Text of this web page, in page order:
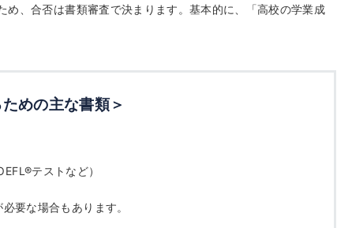
、合否は書類審査で決まります。基本的に、「高校の学業成
めの主な書類＞
®テストなど）
要な場合もあります。